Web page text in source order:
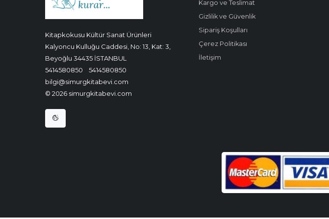
Kitapkokusu Kültür Sanat Ürünleri
Kalyoncu Kulluğu Caddesi, No: 13, Kat: 3,
Beyoğlu 34435 İSTANBUL
5414580850
5414580850
bilgi@simurgkitabevi.com
© 2026 simurgkitabevi.com
Kargo ve Teslimat
Gizlilik ve Güvenlik
Sipariş Koşulları
Çerez Politikası
İletişim